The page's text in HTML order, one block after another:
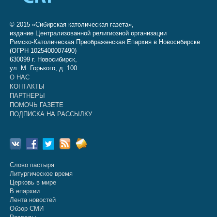
© 2015 «Сибирская католическая газета»,
издание Централизованной религиозной организации
Римско-Католическая Преображенская Епархия в Новосибирске
(ОГРН 1025400007490)
630099 г. Новосибирск,
ул. М. Горького, д. 100
О НАС
КОНТАКТЫ
ПАРТНЕРЫ
ПОМОЧЬ ГАЗЕТЕ
ПОДПИСКА НА РАССЫЛКУ
Слово пастыря
Литургическое время
Церковь в мире
В епархии
Лента новостей
Обзор СМИ